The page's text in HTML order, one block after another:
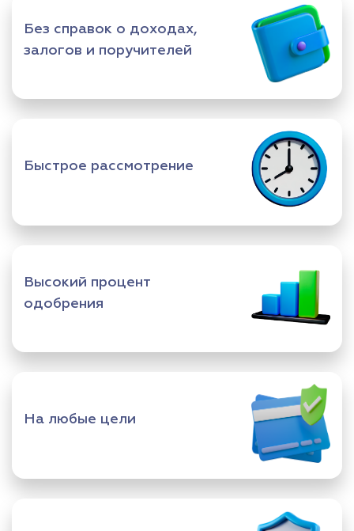
Без справок о доходах,
залогов и поручителей
Быстрое рассмотрение
Высокий процент
одобрения
На любые цели